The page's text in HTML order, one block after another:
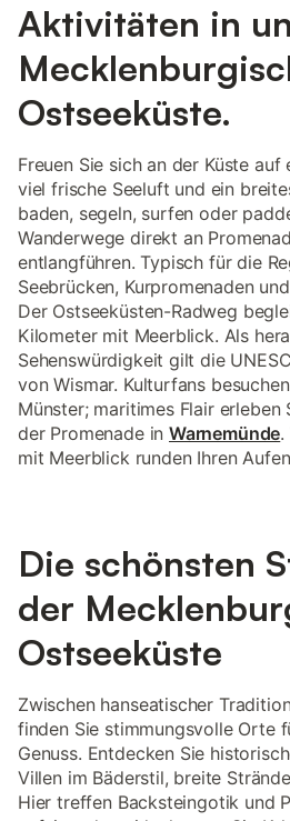
Aktivitäten in
Ostseeküste.
Freuen Sie sich an der Küste
viel frische Seeluft und ein
baden, segeln, surfen oder
Wanderwege direkt an
entlangführen. Typisch für die
Seebrücken, Kurpromenaden
Der Ostseeküsten-Radweg
Kilometer mit Meerblick. Als
Sehenswürdigkeit gilt die
von Wismar. Kulturfans
Münster; maritimes Flair erleben
der Promenade inWarnemünde.
mit Meerblick runden Ihren
Die schönsten
der
Ostseeküste
Zwischen hanseatischer
finden Sie stimmungsvolle Orte
Genuss. Entdecken Sie
Villen im Bäderstil, breite
Hier treffen Backsteingotik und